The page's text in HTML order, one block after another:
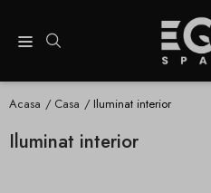
Acasa Casa Iluminat interior
Iluminat interior